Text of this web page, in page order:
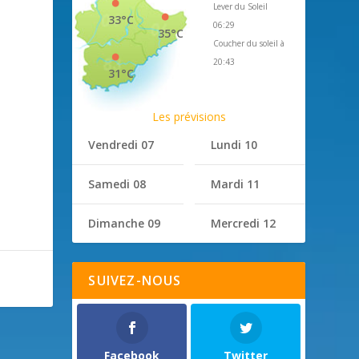
35°C
33°C
31°C
Lever du Soleil
06:29
Coucher du soleil à
20:43
Les prévisions
Vendredi 07
Samedi 08
Dimanche 09
Lundi 10
Mardi 11
Mercredi 12
SUIVEZ-NOUS
Facebook Twitter